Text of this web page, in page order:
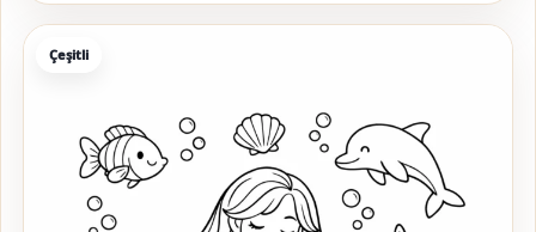
Çeşitli